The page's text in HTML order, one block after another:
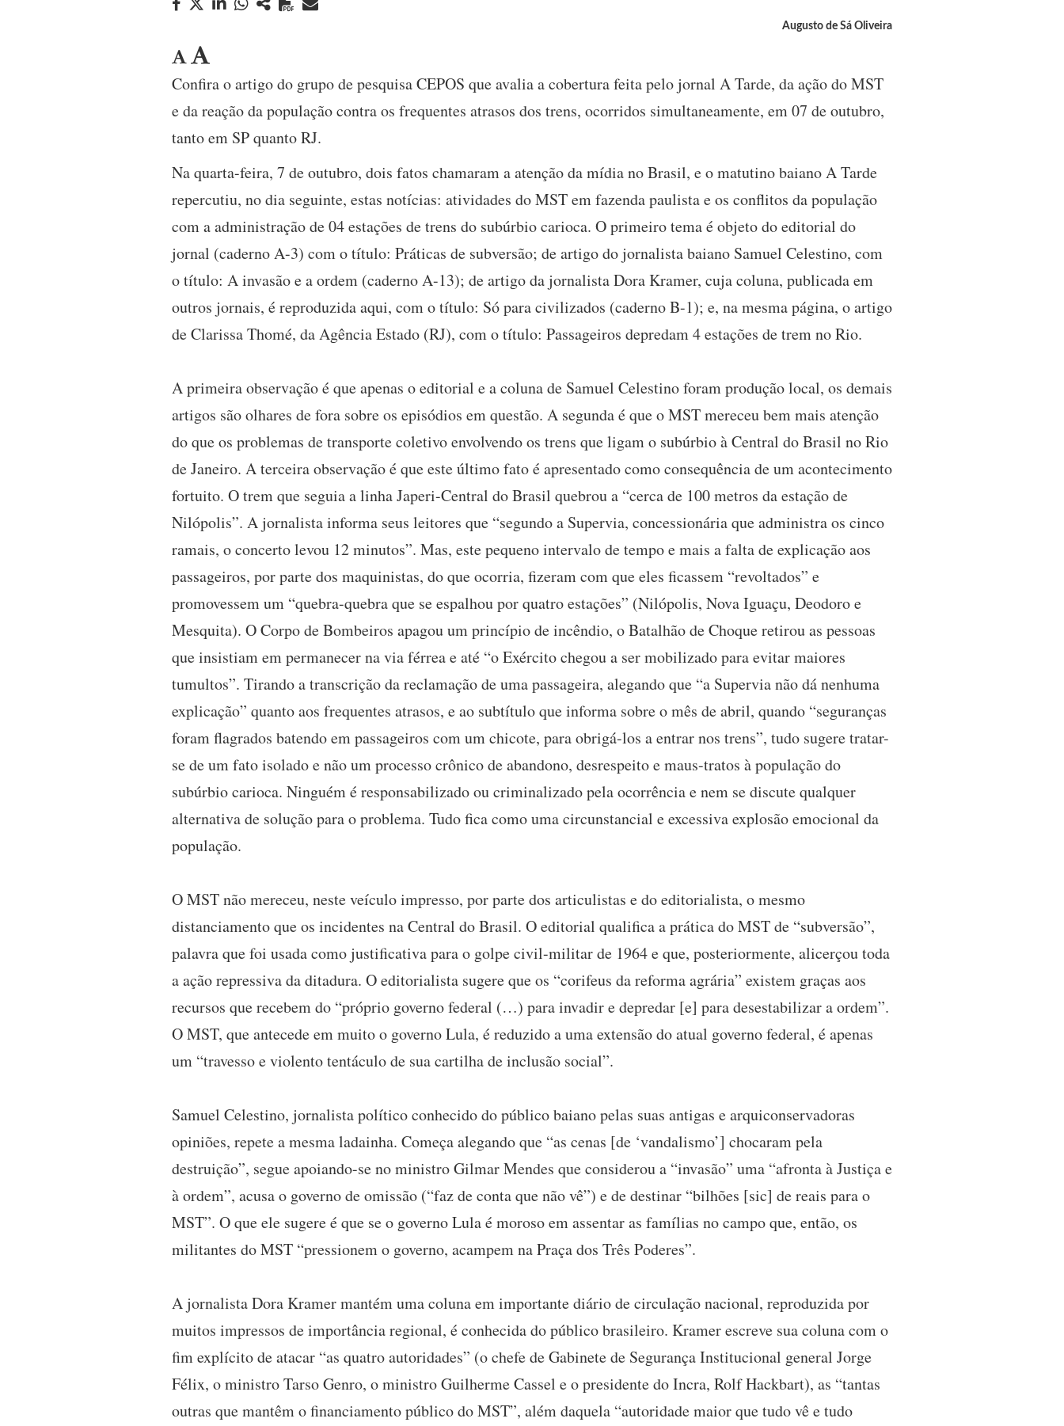
Augusto de Sá Oliveira
Confira o artigo do grupo de pesquisa CEPOS que avalia a cobertura feita pelo jornal A Tarde, da ação do MST
e da reação da população contra os frequentes atrasos dos trens, ocorridos simultaneamente, em 07 de outubro,
tanto em SP quanto RJ.
Na quarta-feira, 7 de outubro, dois fatos chamaram a atenção da mídia no Brasil, e o matutino baiano A Tarde
repercutiu, no dia seguinte, estas notícias: atividades do MST em fazenda paulista e os conflitos da população
com a administração de 04 estações de trens do subúrbio carioca. O primeiro tema é objeto do editorial do
jornal (caderno A-3) com o título: Práticas de subversão; de artigo do jornalista baiano Samuel Celestino, com
o título: A invasão e a ordem (caderno A-13); de artigo da jornalista Dora Kramer, cuja coluna, publicada em
outros jornais, é reproduzida aqui, com o título: Só para civilizados (caderno B-1); e, na mesma página, o artigo
de Clarissa Thomé, da Agência Estado (RJ), com o título: Passageiros depredam 4 estações de trem no Rio.
A primeira observação é que apenas o editorial e a coluna de Samuel Celestino foram produção local, os demais
artigos são olhares de fora sobre os episódios em questão. A segunda é que o MST mereceu bem mais atenção
do que os problemas de transporte coletivo envolvendo os trens que ligam o subúrbio à Central do Brasil no Rio
de Janeiro. A terceira observação é que este último fato é apresentado como consequência de um acontecimento
fortuito. O trem que seguia a linha Japeri-Central do Brasil quebrou a “cerca de 100 metros da estação de
Nilópolis”. A jornalista informa seus leitores que “segundo a Supervia, concessionária que administra os cinco
ramais, o concerto levou 12 minutos”. Mas, este pequeno intervalo de tempo e mais a falta de explicação aos
passageiros, por parte dos maquinistas, do que ocorria, fizeram com que eles ficassem “revoltados” e
promovessem um “quebra-quebra que se espalhou por quatro estações” (Nilópolis, Nova Iguaçu, Deodoro e
Mesquita). O Corpo de Bombeiros apagou um princípio de incêndio, o Batalhão de Choque retirou as pessoas
que insistiam em permanecer na via férrea e até “o Exército chegou a ser mobilizado para evitar maiores
tumultos”. Tirando a transcrição da reclamação de uma passageira, alegando que “a Supervia não dá nenhuma
explicação” quanto aos frequentes atrasos, e ao subtítulo que informa sobre o mês de abril, quando “seguranças
foram flagrados batendo em passageiros com um chicote, para obrigá-los a entrar nos trens”, tudo sugere tratar-
se de um fato isolado e não um processo crônico de abandono, desrespeito e maus-tratos à população do
subúrbio carioca. Ninguém é responsabilizado ou criminalizado pela ocorrência e nem se discute qualquer
alternativa de solução para o problema. Tudo fica como uma circunstancial e excessiva explosão emocional da
população.
O MST não mereceu, neste veículo impresso, por parte dos articulistas e do editorialista, o mesmo
distanciamento que os incidentes na Central do Brasil. O editorial qualifica a prática do MST de “subversão”,
palavra que foi usada como justificativa para o golpe civil-militar de 1964 e que, posteriormente, alicerçou toda
a ação repressiva da ditadura. O editorialista sugere que os “corifeus da reforma agrária” existem graças aos
recursos que recebem do “próprio governo federal (…) para invadir e depredar [e] para desestabilizar a ordem”.
O MST, que antecede em muito o governo Lula, é reduzido a uma extensão do atual governo federal, é apenas
um “travesso e violento tentáculo de sua cartilha de inclusão social”.
Samuel Celestino, jornalista político conhecido do público baiano pelas suas antigas e arquiconservadoras
opiniões, repete a mesma ladainha. Começa alegando que “as cenas [de ‘vandalismo’] chocaram pela
destruição”, segue apoiando-se no ministro Gilmar Mendes que considerou a “invasão” uma “afronta à Justiça e
à ordem”, acusa o governo de omissão (“faz de conta que não vê”) e de destinar “bilhões [sic] de reais para o
MST”. O que ele sugere é que se o governo Lula é moroso em assentar as famílias no campo que, então, os
militantes do MST “pressionem o governo, acampem na Praça dos Três Poderes”.
A jornalista Dora Kramer mantém uma coluna em importante diário de circulação nacional, reproduzida por
muitos impressos de importância regional, é conhecida do público brasileiro. Kramer escreve sua coluna com o
fim explícito de atacar “as quatro autoridades” (o chefe de Gabinete de Segurança Institucional general Jorge
Félix, o ministro Tarso Genro, o ministro Guilherme Cassel e o presidente do Incra, Rolf Hackbart), as “tantas
outras que mantêm o financiamento público do MST”, além daquela “autoridade maior que tudo vê e tudo